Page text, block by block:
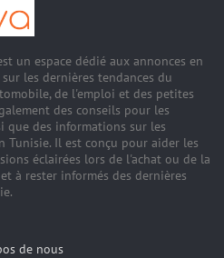
un espace dédié aux annonces en
les dernières tendances du
de l'emploi et des petites
des conseils pour les
que des informations sur les
Tunisie. Il est conçu pour aider les
éclairées lors de l'achat ou de la
à rester informés des dernières
de nous